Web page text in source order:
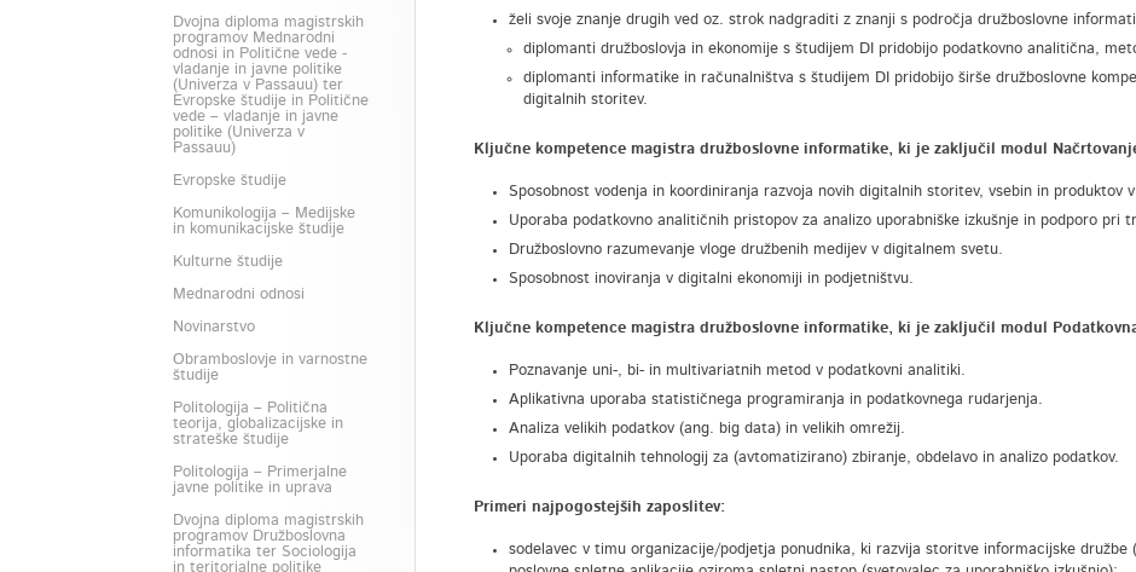
Dvojna diploma magistrskih
programov Mednarodni
odnosi in Politične vede -
vladanje in javne politike
(Univerza v Passauu) ter
Evropske študije in Politične
vede – vladanje in javne
politike (Univerza v
Passauu)
Evropske študije
Komunikologija – Medijske
in komunikacijske študije
Kulturne študije
Mednarodni odnosi
Novinarstvo
Obramboslovje in varnostne
študije
Politologija – Politična
teorija, globalizacijske in
strateške študije
Politologija – Primerjalne
javne politike in uprava
Dvojna diploma magistrskih
programov Družboslovna
informatika ter Sociologija
in teritorialne politike
želi svoje znanje drugih ved oz. strok nadgraditi z znanji s področja družboslovne
diplomanti družboslovja in ekonomije s študijem DI pridobijo podatkovno analitična,
diplomanti informatike in računalništva s študijem DI pridobijo širše družboslovne
digitalnih storitev.
Ključne kompetence magistra družboslovne informatike, ki je zaključil modul
Sposobnost vodenja in koordiniranja razvoja novih digitalnih storitev, vsebin in produktov
Uporaba podatkovno analitičnih pristopov za analizo uporabniške izkušnje in podporo
Družboslovno razumevanje vloge družbenih medijev v digitalnem svetu.
Sposobnost inoviranja v digitalni ekonomiji in podjetništvu.
Ključne kompetence magistra družboslovne informatike, ki je zaključil modul
Poznavanje uni-, bi- in multivariatnih metod v podatkovni analitiki.
Aplikativna uporaba statističnega programiranja in podatkovnega rudarjenja.
Analiza velikih podatkov (ang. big data) in velikih omrežij.
Uporaba digitalnih tehnologij za (avtomatizirano) zbiranje, obdelavo in analizo podatkov.
Primeri najpogostejših zaposlitev:
sodelavec v timu organizacije/podjetja ponudnika, ki razvija storitve informacijske družbe